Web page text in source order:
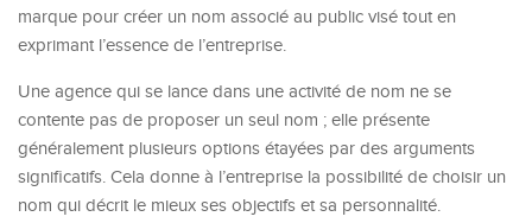
marque pour créer un nom associé au public visé tout en
exprimant l’essence de l’entreprise.
Une agence qui se lance dans une activité de nom ne se
contente pas de proposer un seul nom ; elle présente
généralement plusieurs options étayées par des arguments
significatifs. Cela donne à l’entreprise la possibilité de choisir un
nom qui décrit le mieux ses objectifs et sa personnalité.